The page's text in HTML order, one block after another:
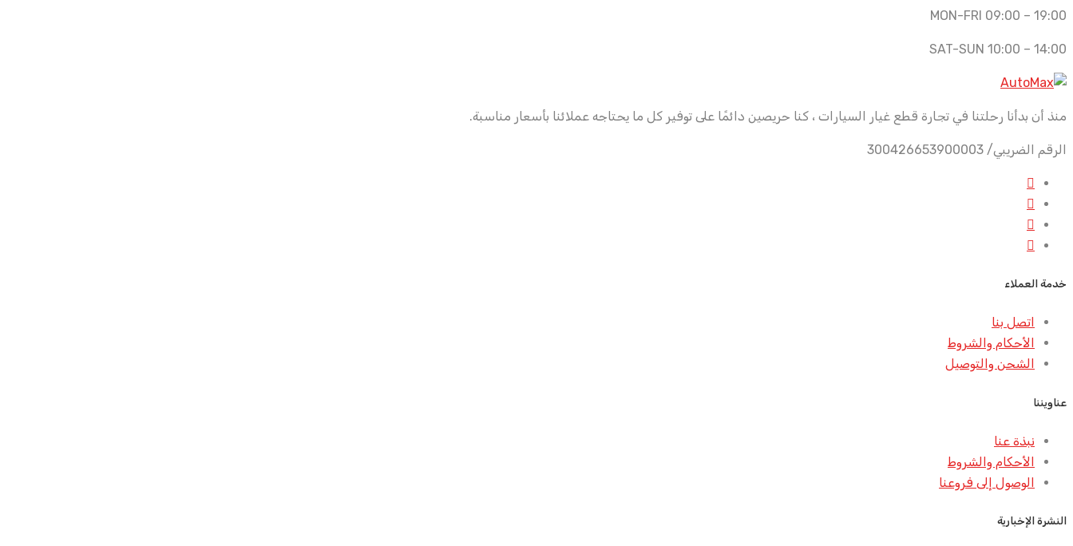
MON-FRI 09:00 – 19:00
SAT-SUN 10:00 – 14:00
منذ أن بدأنا رحلتنا في تجارة قطع غيار السيارات ، كنا حريصين دائمًا على توفير كل ما يحتاجه عملائنا بأسعار مناسبة.
الرقم الضريبي/ 300426653900003
خدمة العملاء
اتصل بنا
الأحكام والشروط
الشحن والتوصيل
عناويننا
نبذة عنا
الأحكام والشروط
الوصول إلى فروعنا
النشرة الإخبارية